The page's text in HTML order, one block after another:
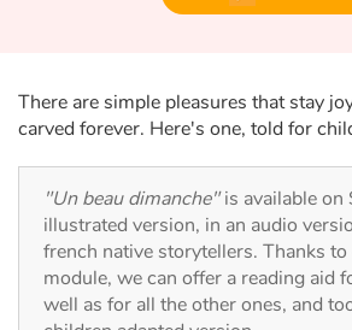
The animals
Around the world
Learning
There are simple pleasures that stay
carved forever. Here's one, told for
"Un beau dimanche"is available
illustrated version, in an audio
french native storytellers. Thanks
module, we can offer a reading aid
well as for all the other ones, and